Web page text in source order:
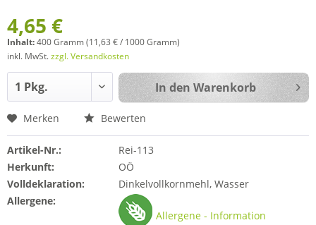
4,65 €
Inhalt:400 Gramm (11,63 € / 1000 Gramm)
inkl. MwSt.zzgl. Versandkosten
In den Warenkorb
Merken Bewerten
Artikel-Nr.:
Rei-113
Herkunft:
OÖ
Volldeklaration:
Dinkelvollkornmehl, Wasser
Allergene:
Allergene - Information